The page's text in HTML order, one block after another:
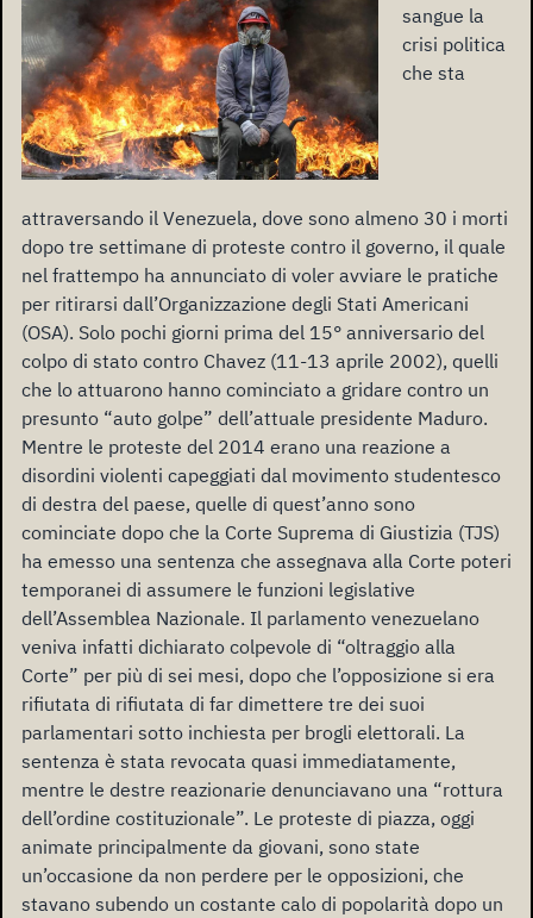
sangue la
crisi politica
che sta
attraversando il Venezuela, dove sono almeno 30 i morti
dopo tre settimane di proteste contro il governo, il quale
nel frattempo ha annunciato di voler avviare le pratiche
per ritirarsi dall’Organizzazione degli Stati Americani
(OSA). Solo pochi giorni prima del 15° anniversario del
colpo di stato contro Chavez (11-13 aprile 2002), quelli
che lo attuarono hanno cominciato a gridare contro un
presunto “auto golpe” dell’attuale presidente Maduro.
Mentre le proteste del 2014 erano una reazione a
disordini violenti capeggiati dal movimento studentesco
di destra del paese, quelle di quest’anno sono
cominciate dopo che la Corte Suprema di Giustizia (TJS)
ha emesso una sentenza che assegnava alla Corte poteri
temporanei di assumere le funzioni legislative
dell’Assemblea Nazionale. Il parlamento venezuelano
veniva infatti dichiarato colpevole di “oltraggio alla
Corte” per più di sei mesi, dopo che l’opposizione si era
rifiutata di rifiutata di far dimettere tre dei suoi
parlamentari sotto inchiesta per brogli elettorali. La
sentenza è stata revocata quasi immediatamente,
mentre le destre reazionarie denunciavano una “rottura
dell’ordine costituzionale”. Le proteste di piazza, oggi
animate principalmente da giovani, sono state
un’occasione da non perdere per le opposizioni, che
stavano subendo un costante calo di popolarità dopo un